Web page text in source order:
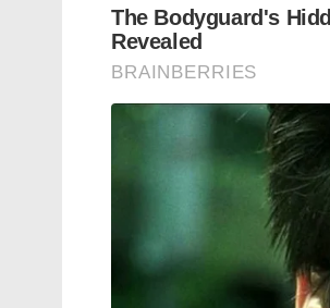
പിടിച്ചെടുക്കും എന്ന്
വീമ്പും, ആ വീമ്പ്
ഹിന്ദു – ക്രൈസ്തവ
നിൽക്കുന്ന
കഫിയ അണിഞ്ഞ് അവർ
കോൺഫറൻസ് വഴി
CAA വിരുദ്ധ
അറബിക്കടലിൽ
ഉയർന്നത് തിരൂരങ്ങാടി